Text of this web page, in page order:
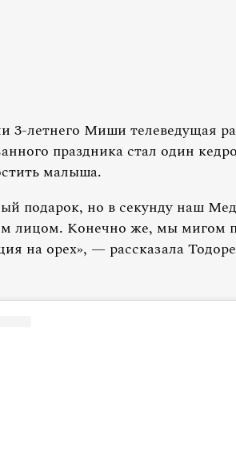
3-летнего Миши телеведущая
праздника стал один
малыша.
подарок, но в секунду наш
лицом. Конечно же, мы мигом
на орех», — рассказала